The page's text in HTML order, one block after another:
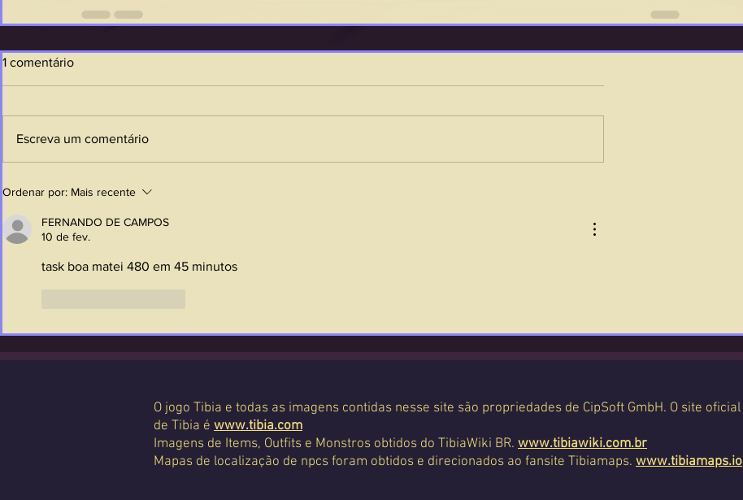
1 comentário
Escreva um comentário
Ordenar por: Mais recente
FERNANDO DE CAMPOS
10 de fev.
task boa matei 480 em 45 minutos
O jogo Tibia e todas as imagens contidas nesse site são propriedades de CipSoft GmbH. O site oficial
de Tibia é www.tibia.com
Imagens de Items, Outfits e Monstros obtidos do TibiaWiki BR. www.tibiawiki.com.br
Mapas de localização de npcs foram obtidos e direcionados ao fansite Tibiamaps. www.tibiamaps.io